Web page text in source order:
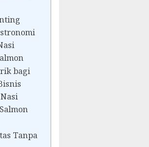
bagi
Tanpa